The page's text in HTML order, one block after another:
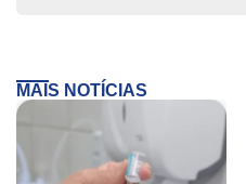
MAIS NOTÍCIAS